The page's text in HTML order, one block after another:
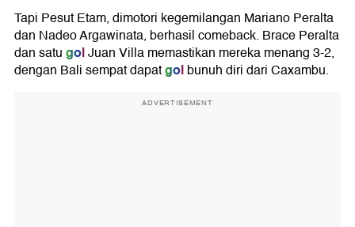
Tapi Pesut Etam, dimotori kegemilangan Mariano Peralta
dan Nadeo Argawinata, berhasil comeback. Brace Peralta
dan satugolJuan Villa memastikan mereka menang 3-2,
dengan Bali sempat dapatgolbunuh diri dari Caxambu.
ADVERTISEMENT